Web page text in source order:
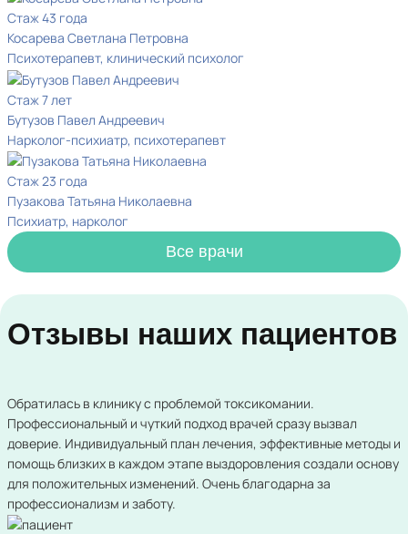
Стаж 43 года
Косарева Светлана Петровна
Психотерапевт, клинический психолог
Стаж 7 лет
Бутузов Павел Андреевич
Нарколог-психиатр, психотерапевт
Стаж 23 года
Пузакова Татьяна Николаевна
Психиатр, нарколог
Все врачи
Отзывы наших пациентов
Обратилась в клинику с проблемой токсикомании.
Профессиональный и чуткий подход врачей сразу вызвал
доверие. Индивидуальный план лечения, эффективные методы и
помощь близких в каждом этапе выздоровления создали основу
для положительных изменений. Очень благодарна за
профессионализм и заботу.